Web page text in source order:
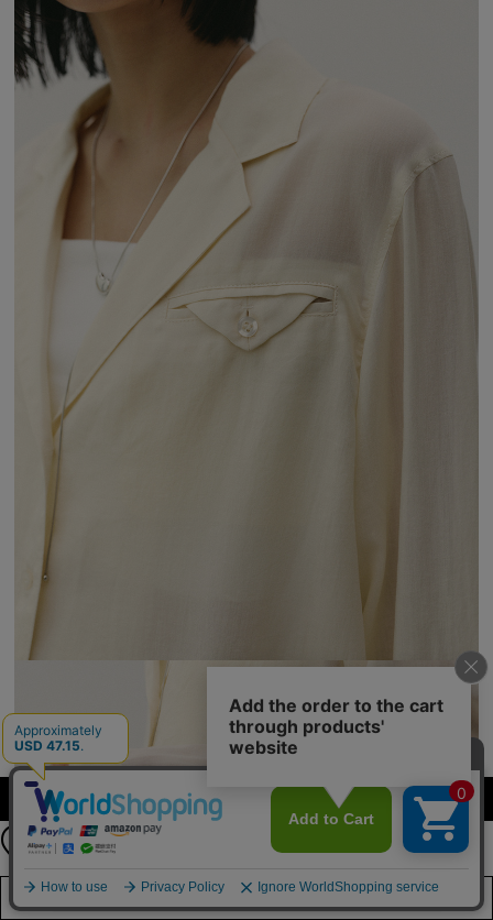
カラーを選択する（フリーサイズ）
店舗在庫を見る
【期間限定】
新規会員登録キャンペーン開催！
8月31日（月）23：59まで
詳しくは
こちら